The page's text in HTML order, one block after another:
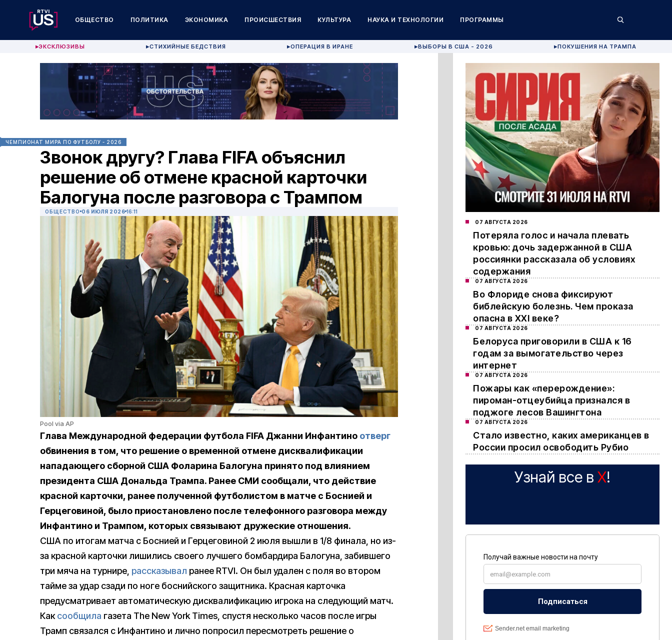
ОБЩЕСТВО ПОЛИТИКА ЭКОНОМИКА ПРОИСШЕСТВИЯ КУЛЬТУРА НАУКА И ТЕХНОЛОГИИ ПРОГРАММЫ
▶ЭКСКЛЮЗИВЫ ▶СТИХИЙНЫЕ БЕДСТВИЯ ▶ОПЕРАЦИЯ В ИРАНЕ ▶ВЫБОРЫ В США - 2026 ▶ПОКУШЕНИЯ НА ТРАМПА
ЧЕМПИОНАТ МИРА ПО ФУТБОЛУ - 2026
Звонок другу? Глава FIFA объяснил
решение об отмене красной карточки
Балогуна после разговора с Трампом
ОБЩЕСТВО 06 ИЮЛЯ 2026 16:11
Pool via AP
Глава Международной федерации футбола FIFA Джанни Инфантино отверг
обвинения в том, что решение о временной отмене дисквалификации
нападающего сборной США Фоларина Балогуна принято под влиянием
президента США Дональда Трампа. Ранее СМИ сообщали, что действие
красной карточки, ранее полученной футболистом в матче с Боснией и
Герцеговиной, было приостановлено после телефонного разговора между
Инфантино и Трампом, которых связывают дружеские отношения.
США по итогам матча с Боснией и Герцеговиной 2 июля вышли в 1/8 финала, но из-
за красной карточки лишились своего лучшего бомбардира Балогуна, забившего
три мяча на турнире, рассказывал ранее RTVI. Он был удален с поля во втором
тайме за удар сзади по ноге боснийского защитника. Красная карточка
предусматривает автоматическую дисквалификацию игрока на следующий матч.
Каксообщила газета The New York Times, спустя несколько часов после игры
Трамп связался с Инфантино и лично попросил пересмотреть решение о
07 АВГУСТА 2026
Потеряла голос и начала плевать
кровью: дочь задержанной в США
россиянки рассказала об условиях
содержания
07 АВГУСТА 2026
Во Флориде снова фиксируют
библейскую болезнь. Чем проказа
опасна в XXI веке?
07 АВГУСТА 2026
Белоруса приговорили в США к 16
годам за вымогательство через
интернет
07 АВГУСТА 2026
Пожары как «перерождение»:
пироман-отцеубийца признался в
поджоге лесов Вашингтона
07 АВГУСТА 2026
Стало известно, каких американцев в
России просил освободить Рубио
Узнай все в X!